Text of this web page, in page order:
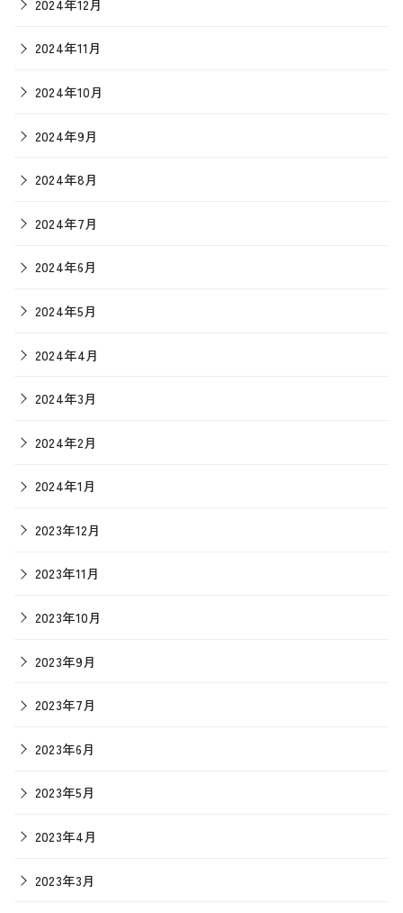
2024年12月
2024年11月
2024年10月
2024年9月
2024年8月
2024年7月
2024年6月
2024年5月
2024年4月
2024年3月
2024年2月
2024年1月
2023年12月
2023年11月
2023年10月
2023年9月
2023年7月
2023年6月
2023年5月
2023年4月
2023年3月